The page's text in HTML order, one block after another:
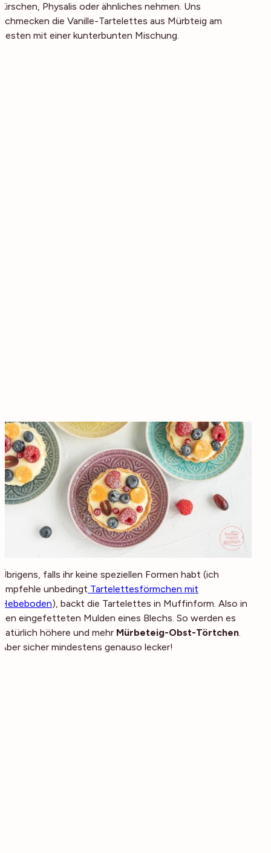
Kirschen, Physalis oder ähnliches nehmen. Uns
schmecken die Vanille-Tartelettes aus Mürbteig am
besten mit einer kunterbunten Mischung.
Übrigens, falls ihr keine speziellen Formen habt (ich
empfehle unbedingt Tartelettesförmchen mit
Hebeboden), backt die Tartelettes in Muffinform. Also in
den eingefetteten Mulden eines Blechs. So werden es
natürlich höhere und mehr Mürbeteig-Obst-Törtchen
Aber sicher mindestens genauso lecker!